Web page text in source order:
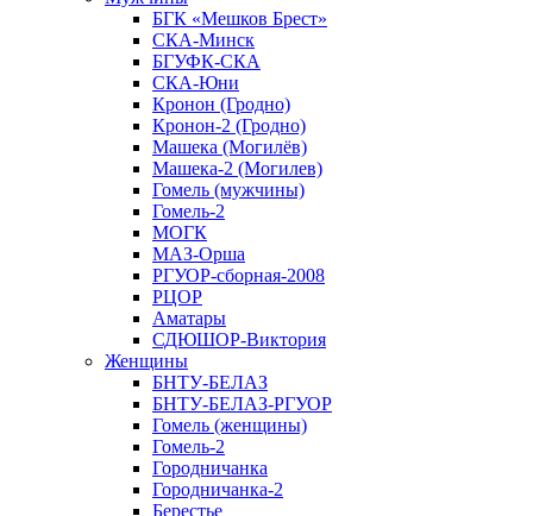
БГК «Мешков Брест»
СКА-Минск
БГУФК-СКА
СКА-Юни
Кронон (Гродно)
Кронон-2 (Гродно)
Машека (Могилёв)
Машека-2 (Могилев)
Гомель (мужчины)
Гомель-2
МОГК
МАЗ-Орша
РГУОР-сборная-2008
РЦОР
Аматары
СДЮШОР-Виктория
Женщины
БНТУ-БЕЛАЗ
БНТУ-БЕЛАЗ-РГУОР
Гомель (женщины)
Гомель-2
Городничанка
Городничанка-2
Берестье